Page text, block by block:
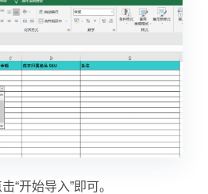
“开始导入”即可。